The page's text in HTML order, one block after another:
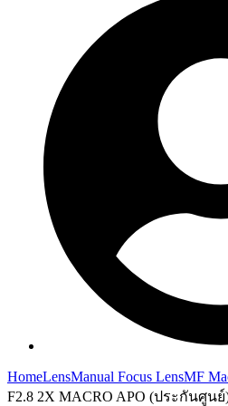
HomeLensManual Focus LensMF
F2.8 2X MACRO APO (ประกันศูนย์